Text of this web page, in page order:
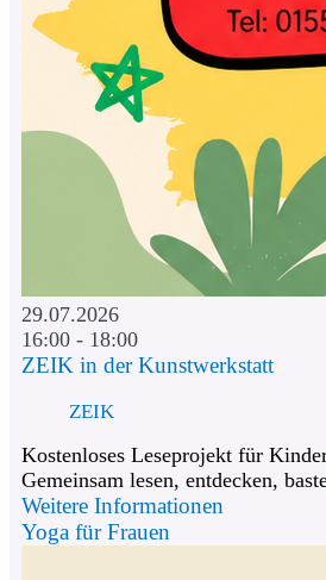
29.07.2026
16:00 - 18:00
ZEIK in der Kunstwerkstatt
ZEIK
Kostenloses Leseprojekt für
Gemeinsam lesen, entdecken,
Weitere Informationen
Yoga für Frauen